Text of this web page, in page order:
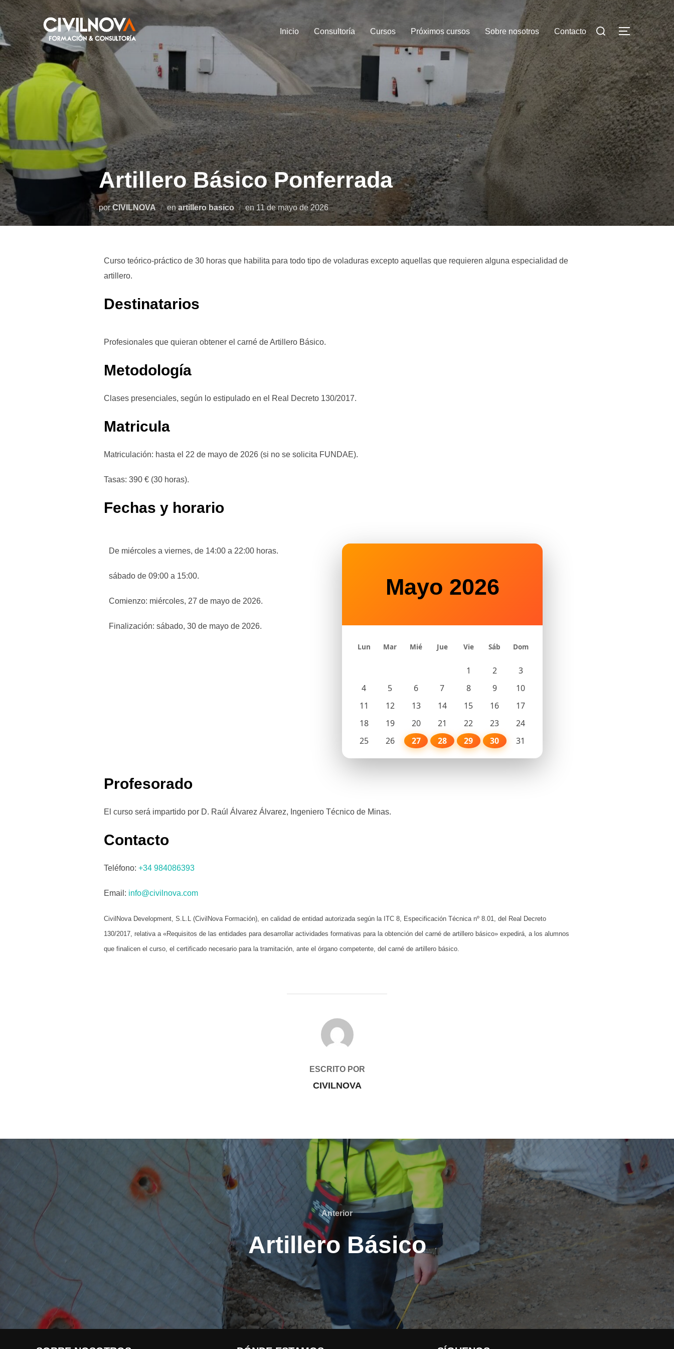
Inicio Consultoría Cursos Próximos cursos Sobre nosotros Contacto
Artillero Básico Ponferrada
porCIVILNOVA enartillero basico en 11 de mayo de 2026
Curso teórico-práctico de 30 horas que habilita para todo tipo de voladuras excepto aquellas que requieren alguna especialidad de
artillero.
Destinatarios
Profesionales que quieran obtener el carné de Artillero Básico.
Metodología
Clases presenciales, según lo estipulado en el Real Decreto 130/2017.
Matricula
Matriculación: hasta el 22 de mayo de 2026 (si no se solicita FUNDAE).
Tasas: 390 € (30 horas).
Fechas y horario
De miércoles a viernes, de 14:00 a 22:00 horas.
sábado de 09:00 a 15:00.
Comienzo: miércoles, 27 de mayo de 2026.
Finalización: sábado, 30 de mayo de 2026.
Mayo 2026
Lun Mar Mié Jue Vie Sáb Dom
1 2
3
4
5 6 7 8 9
10
11
12 13 14 15 16
17
18
19 20 21 22 23
24
25
26 27 28 29 30 31
Profesorado
El curso será impartido por D. Raúl Álvarez Álvarez, Ingeniero Técnico de Minas.
Contacto
Teléfono: +34 984086393
Email: info@civilnova.com
CivilNova Development, S.L.L (CivilNova Formación), en calidad de entidad autorizada según la ITC 8, Especificación Técnica nº 8.01, del Real Decreto
130/2017, relativa a «Requisitos de las entidades para desarrollar actividades formativas para la obtención del carné de artillero básico» expedirá, a los alumnos
que finalicen el curso, el certificado necesario para la tramitación, ante el órgano competente, del carné de artillero básico.
AUTOR DE LA ENTRADA
ESCRITO POR
CIVILNOVA
Anterior
Artillero Básico